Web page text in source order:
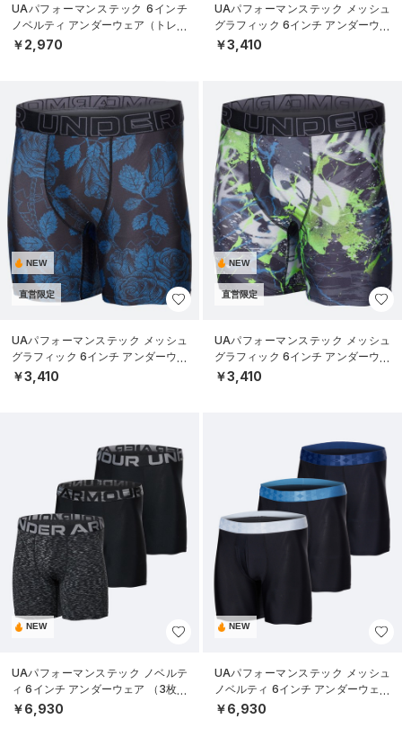
UAパフォーマンステック 6インチ
ノベルティ アンダーウェア（トレー
ニング/MEN）
￥2,970
UAパフォーマンステック メッシュ
グラフィック 6インチ アンダーウェ
ア（トレーニング/MEN）
￥3,410
NEW
直営限定
UAパフォーマンステック メッシュ
グラフィック 6インチ アンダーウェ
ア（トレーニング/MEN）
￥3,410
NEW
直営限定
UAパフォーマンステック メッシュ
グラフィック 6インチ アンダーウェ
ア（トレーニング/MEN）
￥3,410
NEW
UAパフォーマンステック ノベルテ
ィ 6インチ アンダーウェア （3枚セ
ット）（トレーニング/MEN）
￥6,930
NEW
UAパフォーマンステック メッシュ
ノベルティ 6インチ アンダーウェア
（3枚セット）（トレーニング/ME
￥6,930